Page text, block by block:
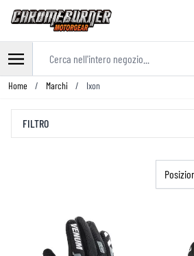
Salta al contenuto
Home / Marchi / Ixon
FILTRO